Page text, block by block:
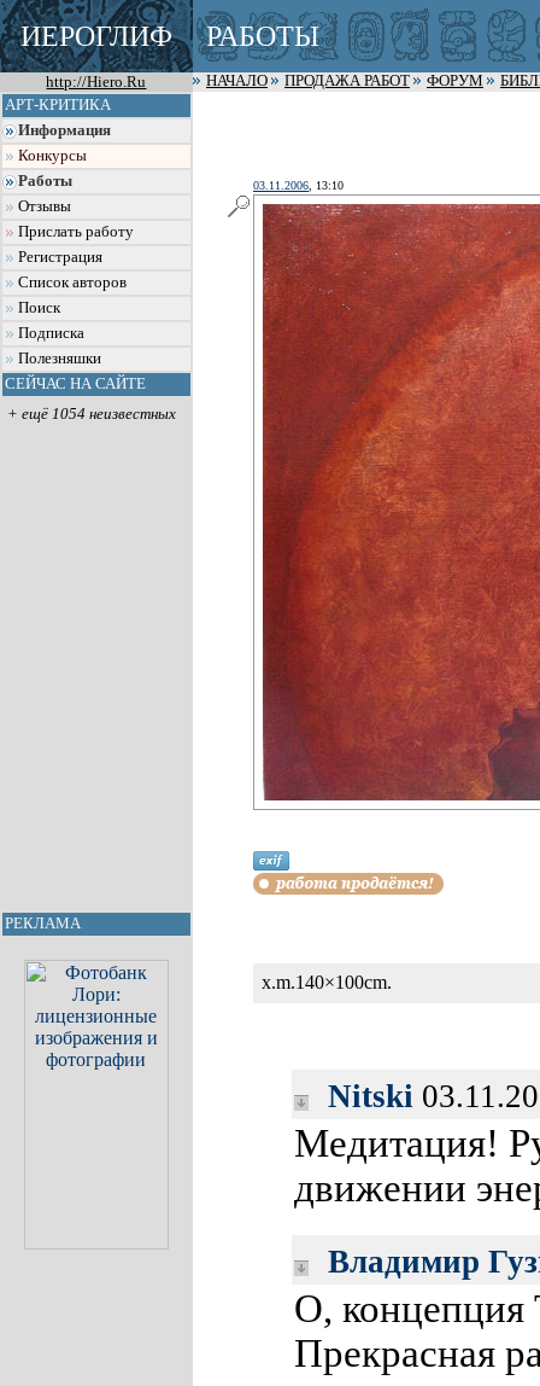
ИЕРОГЛИФ РАБОТЫ
http://Hiero.Ru НАЧАЛО ПРОДАЖА РАБОТ ФОРУМ
АРТ-КРИТИКА
Информация
Конкурсы
Работы
Отзывы
Прислать работу
Регистрация
Список авторов
Поиск
Подписка
Полезняшки
СЕЙЧАС НА САЙТЕ
+ ещё 1054 неизвестных
РЕКЛАМА
03.11.2006 , 13:10
x.m.140×100cm.
Nitski
Медитация!
движении
Владимир
О,
Прекрасная